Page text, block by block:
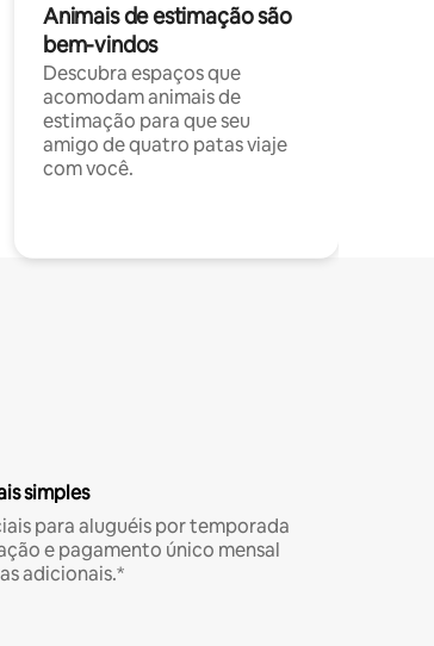
Animais de estimação são
bem-vindos
Descubra espaços que
acomodam animais de
estimação para que seu
amigo de quatro patas viaje
com você.
simples
para aluguéis por temporada
e pagamento único mensal
adicionais.*